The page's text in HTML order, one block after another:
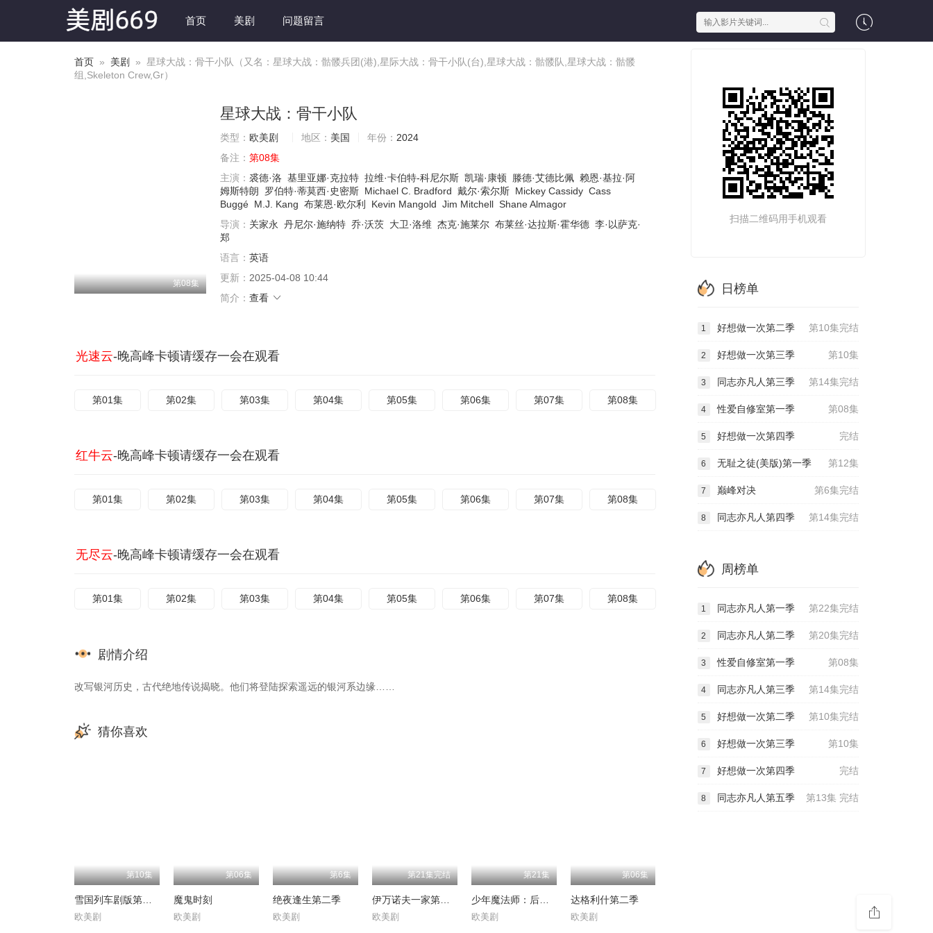
首页 美剧 问题留言
首页 » 美剧
» 星球大战：骨干小队（又名：星球大战：骷髅兵团(港),星际大战：骨干小队(台),星球大战：骷髅队,星球大战：骷髅
组,Skeleton Crew,Gr）
第08集
星球大战：骨干小队
类型： 欧美剧 地区： 美国 年份： 2024
备注： 第08集
主演： 裘德·洛 基里亚娜·克拉特 拉维·卡伯特-科尼尔斯 凯瑞·康顿 滕德·艾德比佩 赖恩·基拉·阿
姆斯特朗
罗伯特·蒂莫西·史密斯 Michael C. Bradford 戴尔·索尔斯 Mickey Cassidy Cass
Buggé M.J. Kang 布莱恩·欧尔利 Kevin Mangold Jim Mitchell Shane Almagor
导演： 关家永 丹尼尔·施纳特 乔·沃茨 大卫·洛维 杰克·施莱尔 布莱丝·达拉斯·霍华德 李·以萨克·
郑
语言： 英语
更新： 2025-04-08 10:44
简介： 查看
光速云-晚高峰卡顿请缓存一会在观看
第01集 第02集 第03集 第04集 第05集 第06集 第07集 第08集
红牛云-晚高峰卡顿请缓存一会在观看
第01集 第02集 第03集 第04集 第05集 第06集 第07集 第08集
无尽云-晚高峰卡顿请缓存一会在观看
第01集 第02集 第03集 第04集 第05集 第06集 第07集 第08集
剧情介绍
改写银河历史，古代绝地传说揭晓。他们将登陆探索遥远的银河系边缘……
猜你喜欢
第10集
雪国列车剧版第二季
欧美剧
第06集
魔鬼时刻
欧美剧
第6集
绝夜逢生第二季
欧美剧
第21集完结
伊万诺夫一家第四季
欧美剧
第21集
少年魔法师：后继者
欧美剧
第06集
达格利什第二季
欧美剧
扫描二维码用手机观看
日榜单
第10集完结
1 好想做一次第二季
第10集
2 好想做一次第三季
第14集完结
3 同志亦凡人第三季
第08集
4 性爱自修室第一季
完结
5 好想做一次第四季
第12集
6 无耻之徒(美版)第一季
第6集完结
7 巅峰对决
第14集完结
8 同志亦凡人第四季
周榜单
第22集完结
1 同志亦凡人第一季
第20集完结
2 同志亦凡人第二季
第08集
3 性爱自修室第一季
第14集完结
4 同志亦凡人第三季
第10集完结
5 好想做一次第二季
第10集
6 好想做一次第三季
完结
7 好想做一次第四季
第13集 完结
8 同志亦凡人第五季